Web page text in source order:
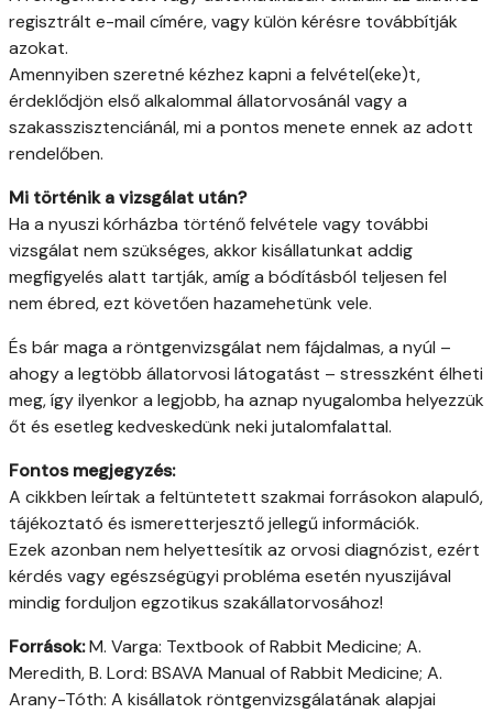
regisztrált e-mail címére, vagy külön kérésre továbbítják
azokat.
Amennyiben szeretné kézhez kapni a felvétel(eke)t,
érdeklődjön első alkalommal állatorvosánál vagy a
szakasszisztenciánál, mi a pontos menete ennek az adott
rendelőben.
Mi történik a vizsgálat után?
Ha a nyuszi kórházba történő felvétele vagy további
vizsgálat nem szükséges, akkor kisállatunkat addig
megfigyelés alatt tartják, amíg a bódításból teljesen fel
nem ébred, ezt követően hazamehetünk vele.
És bár maga a röntgenvizsgálat nem fájdalmas, a nyúl –
ahogy a legtöbb állatorvosi látogatást – stresszként élheti
meg, így ilyenkor a legjobb, ha aznap nyugalomba helyezzük
őt és esetleg kedveskedünk neki jutalomfalattal.
Fontos megjegyzés:
A cikkben leírtak a feltüntetett szakmai forrásokon alapuló,
tájékoztató és ismeretterjesztő jellegű információk.
Ezek azonban nem helyettesítik az orvosi diagnózist, ezért
kérdés vagy egészségügyi probléma esetén nyuszijával
mindig forduljon egzotikus szakállatorvosához!
Források:M. Varga: Textbook of Rabbit Medicine; A.
Meredith, B. Lord: BSAVA Manual of Rabbit Medicine; A.
Arany-Tóth: A kisállatok röntgenvizsgálatának alapjai